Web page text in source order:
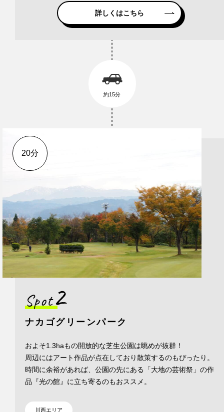
詳しくはこちら
約15分
20分
Spot2
ナカゴグリーンパーク
およそ1.3haもの開放的な芝生公園は眺めが抜群！
周辺にはアート作品が点在しており散策するのもぴったり。
時間に余裕があれば、公園の先にある「大地の芸術祭」の作
品『光の館』に立ち寄るのもおススメ。
川西エリア